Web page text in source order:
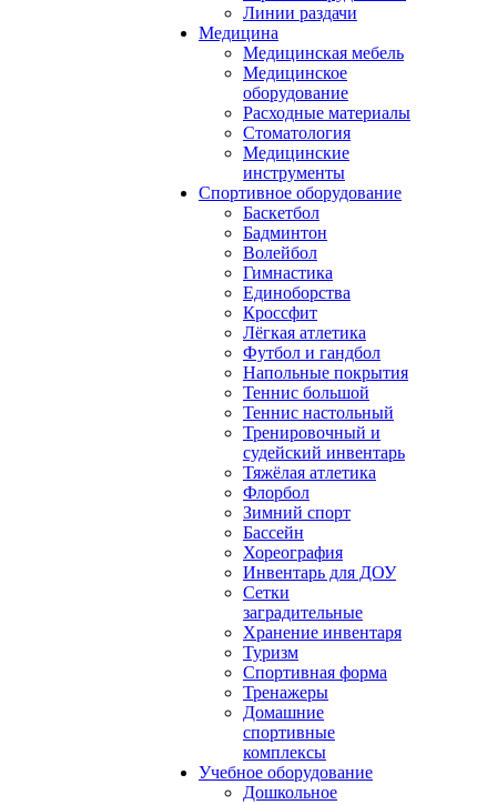
Линии раздачи
Медицина
Медицинская мебель
Медицинское
оборудование
Расходные материалы
Стоматология
Медицинские
инструменты
Спортивное оборудование
Баскетбол
Бадминтон
Волейбол
Гимнастика
Единоборства
Кроссфит
Лёгкая атлетика
Футбол и гандбол
Напольные покрытия
Теннис большой
Теннис настольный
Тренировочный и
судейский инвентарь
Тяжёлая атлетика
Флорбол
Зимний спорт
Бассейн
Хореография
Инвентарь для ДОУ
Сетки
заградительные
Хранение инвентаря
Туризм
Спортивная форма
Тренажеры
Домашние
спортивные
комплексы
Учебное оборудование
Дошкольное